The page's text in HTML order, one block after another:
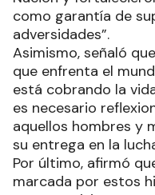
como garantía de
adversidades”.
Asimismo, señaló
que enfrenta el
está cobrando la
es necesario
aquellos hombres y
su entrega en la
Por último, afirmó
marcada por estos